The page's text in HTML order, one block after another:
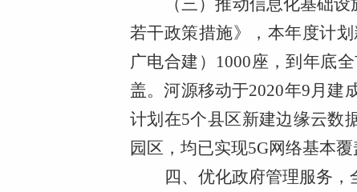
（三）推动信息化基础设
若干政策措施》，本年度计
广电合建）1000座，到年底
盖。河源移动于2020年9月建
计划在5个县区新建边缘云数
园区，均已实现5G网络基本
四、优化政府管理服务，